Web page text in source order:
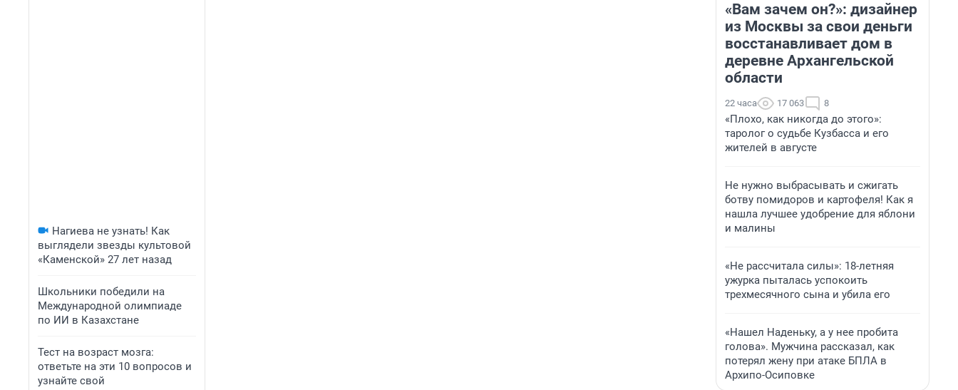
Нагиева не узнать! Как
выглядели звезды культовой
«Каменской» 27 лет назад
Школьники победили на
Международной олимпиаде
по ИИ в Казахстане
Тест на возраст мозга:
ответьте на эти 10 вопросов и
узнайте свой
«Вам зачем он?»: дизайнер
из Москвы за свои деньги
восстанавливает дом в
деревне Архангельской
области
22 часа 17 063 8
«Плохо, как никогда до этого»:
таролог о судьбе Кузбасса и его
жителей в августе
Не нужно выбрасывать и сжигать
ботву помидоров и картофеля! Как я
нашла лучшее удобрение для яблони
и малины
«Не рассчитала силы»: 18-летняя
ужурка пыталась успокоить
трехмесячного сына и убила его
«Нашел Наденьку, а у нее пробита
голова». Мужчина рассказал, как
потерял жену при атаке БПЛА в
Архипо-Осиповке